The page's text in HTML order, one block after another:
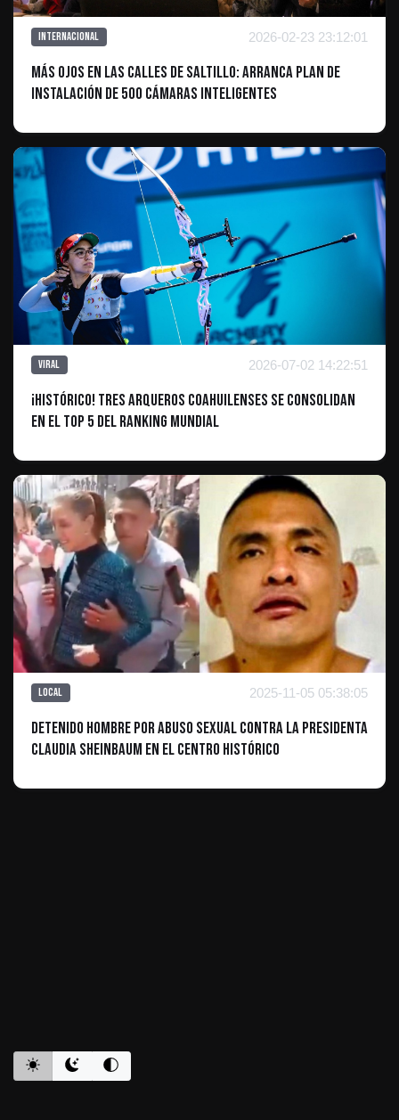
Internacional 2026-02-23 23:12:01
Más ojos en las calles de Saltillo: Arranca plan de
instalación de 500 cámaras inteligentes
Viral 2026-07-02 14:22:51
¡Histórico! Tres arqueros coahuilenses se consolidan
en el Top 5 del ranking mundial
Local 2025-11-05 05:38:05
Detenido Hombre por Abuso Sexual Contra la Presidenta
Claudia Sheinbaum en el Centro Histórico